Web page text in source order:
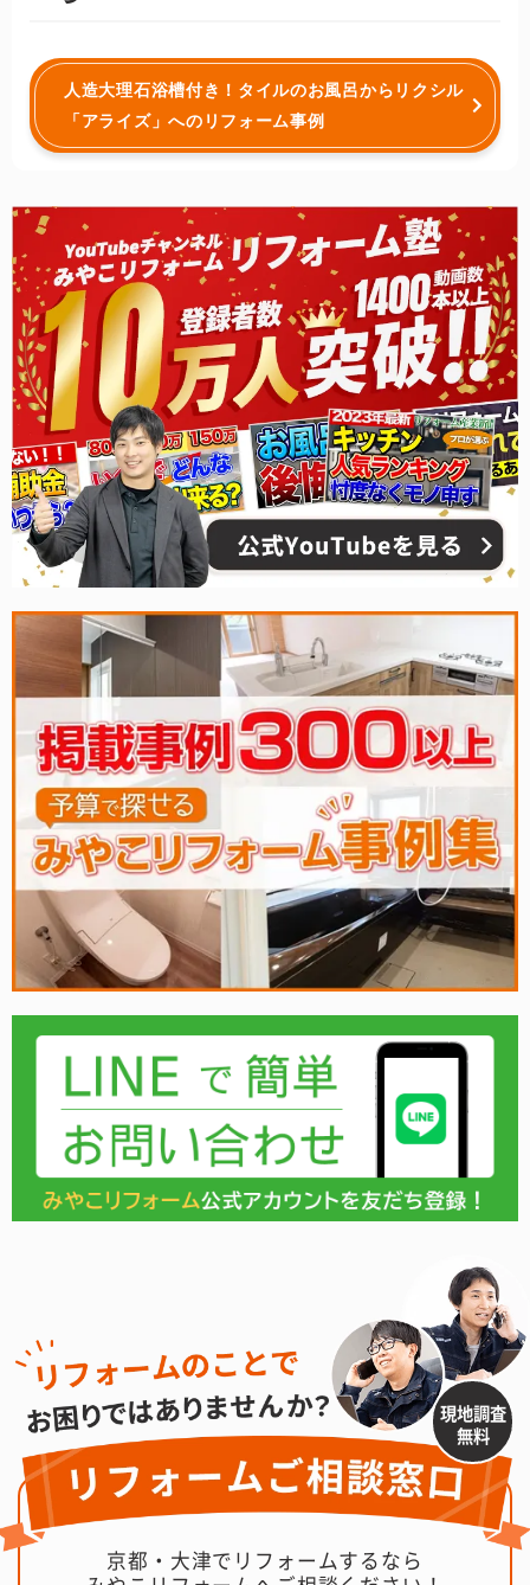
人造大理石浴槽付き！タイルのお風呂からリクシル
「アライズ」へのリフォーム事例
現地調査
無料
京都・大津でリフォームするなら